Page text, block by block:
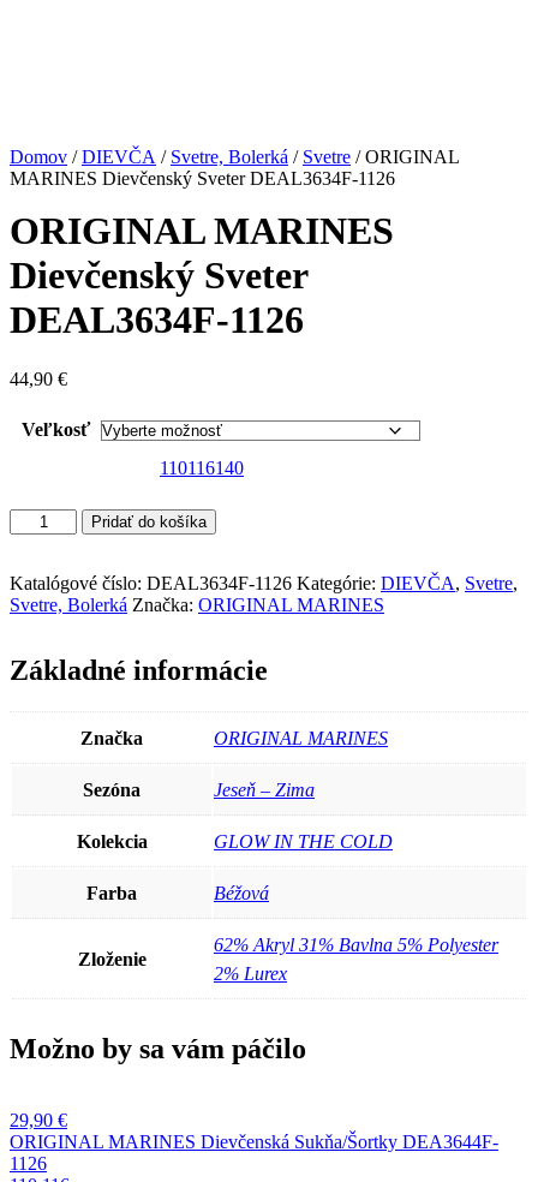
Domov /DIEVČA / Svetre, Bolerká / Svetre / ORIGINAL
MARINES Dievčenský Sveter DEAL3634F-1126
ORIGINAL MARINES
Dievčenský Sveter
DEAL3634F-1126
44,90 €
Veľkosť
110116140
množstvo
ORIGINAL
Dievčenský
Sveter
Pridať do košíka
Katalógové číslo: DEAL3634F-1126 Kategórie: DIEVČA, Svetre,
Svetre, Bolerká Značka: ORIGINAL MARINES
Základné informácie
Značka ORIGINAL MARINES
Sezóna Jeseň – Zima
Kolekcia GLOW IN THE COLD
Farba Béžová
Zloženie
62% Akryl 31% Bavlna 5% Polyester
2% Lurex
Možno by sa vám páčilo
29,90 €
ORIGINAL MARINES Dievčenská Sukňa/Šortky DEA3644F-
1126